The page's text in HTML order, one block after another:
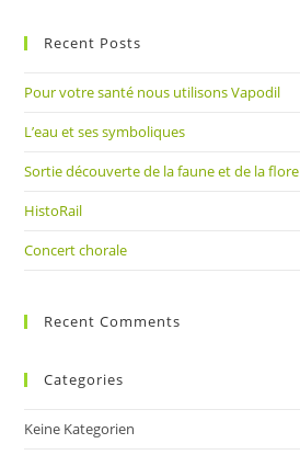
Recent Posts
Pour votre santé nous utilisons Vapodil
L’eau et ses symboliques
Sortie découverte de la faune et de la flore
HistoRail
Concert chorale
Recent Comments
Categories
Keine Kategorien